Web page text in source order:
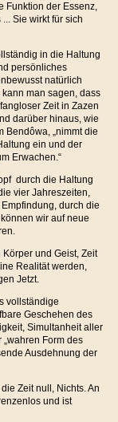
Funktion der Essenz,
Sie wirkt für sich
in die Haltung
persönliches
natürlich
kann man sagen, dass
Zeit in Zazen
darüber hinaus, wie
Bendôwa, „nimmt die
ein und der
Erwachen.“
durch die Haltung
vier Jahreszeiten,
durch die
wir auf neue
Körper und Geist, Zeit
Realität werden,
Jetzt.
vollständige
Geschehen des
Simultanheit aller
„wahren Form des
Ausdehnung der
Zeit null, Nichts. An
und ist